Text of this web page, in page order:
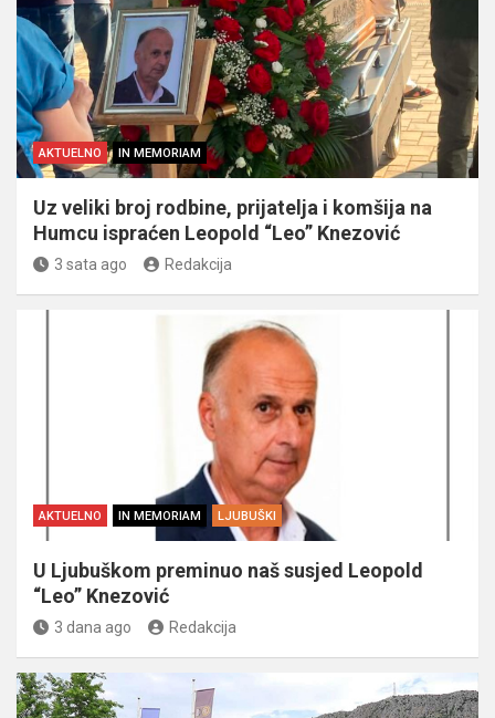
AKTUELNO IN MEMORIAM
Uz veliki broj rodbine, prijatelja i komšija na
Humcu ispraćen Leopold “Leo” Knezović
3 sata ago Redakcija
AKTUELNO IN MEMORIAM LJUBUŠKI
U Ljubuškom preminuo naš susjed Leopold
“Leo” Knezović
3 dana ago Redakcija